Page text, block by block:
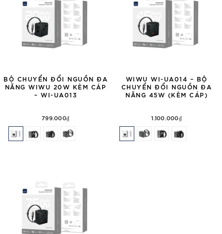
BỘ CHUYỂN ĐỔI NGUỒN ĐA
NĂNG WIWU 20W KÈM CÁP
– WI-UA013
799.000₫
WIWU WI-UA014 – BỘ
CHUYỂN ĐỔI NGUỒN ĐA
NĂNG 45W (KÈM CÁP)
1.100.000₫